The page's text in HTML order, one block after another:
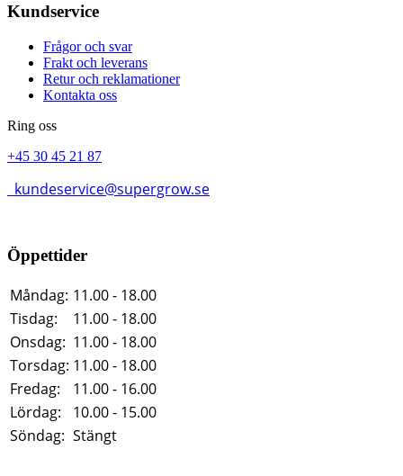
Kundservice
Frågor och svar
Frakt och leverans
Retur och reklamationer
Kontakta oss
Ring oss
+45 30 45 21 87
kundeservice@supergrow.se
Öppettider
Måndag: 11.00 - 18.00
Tisdag:
11.00 - 18.00
Onsdag: 11.00 - 18.00
Torsdag: 11.00 - 18.00
Fredag:
11.00 - 16.00
Lördag:
10.00 - 15.00
Söndag: Stängt